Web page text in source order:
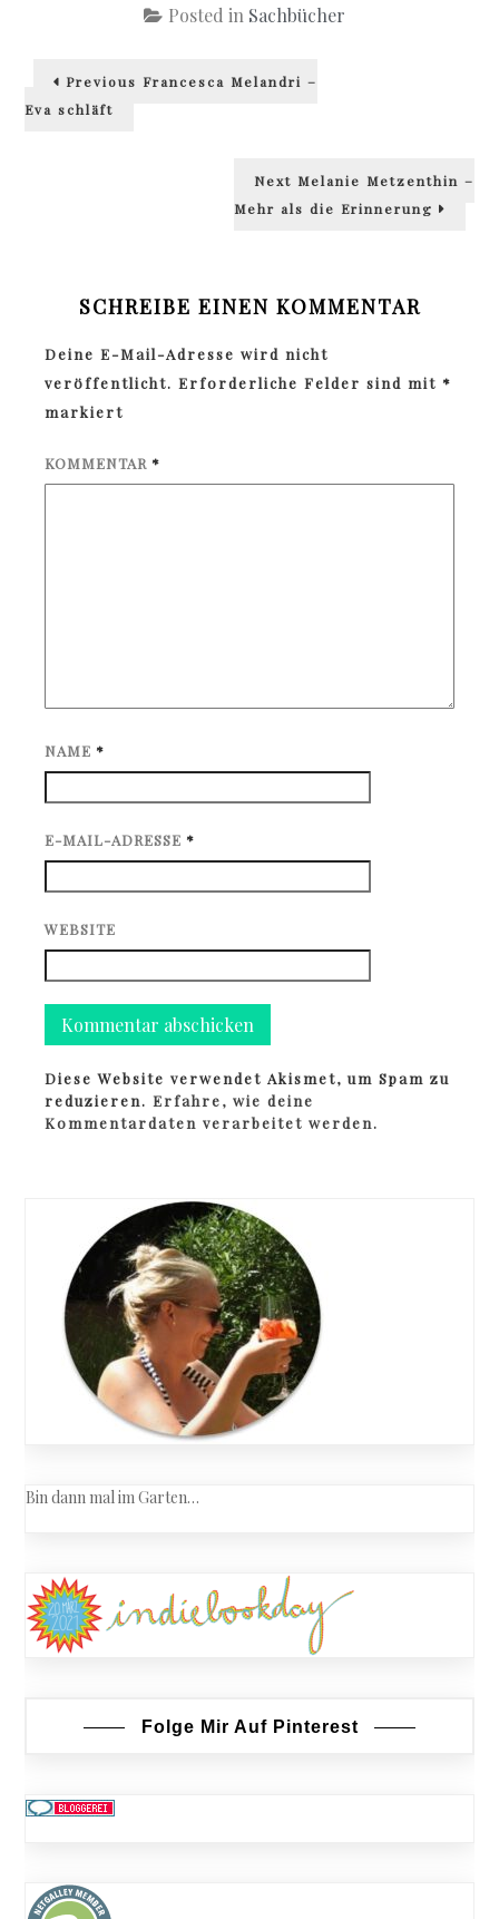
Posted in Sachbücher
Beitragsnavigation
Previous Previous
Francesca Melandri –
Eva schläft
Next Next
Melanie Metzenthin –
Mehr als die Erinnerung
SCHREIBE EINEN KOMMENTAR
Deine E-Mail-Adresse wird nicht
veröffentlicht. Erforderliche Felder sind mit *
markiert
KOMMENTAR *
NAME *
E-MAIL-ADRESSE *
WEBSITE
Diese Website verwendet Akismet, um Spam zu
reduzieren.Erfahre, wie deine
Kommentardaten verarbeitet werden.
Bin dann mal im Garten…
Folge Mir Auf Pinterest